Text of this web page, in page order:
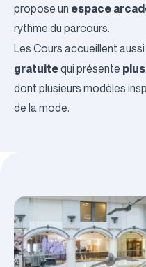
propose un espace
rythme du parcours.
Les Cours accueillent aussi
gratuitequi présente
dont plusieurs modèles
de la mode.